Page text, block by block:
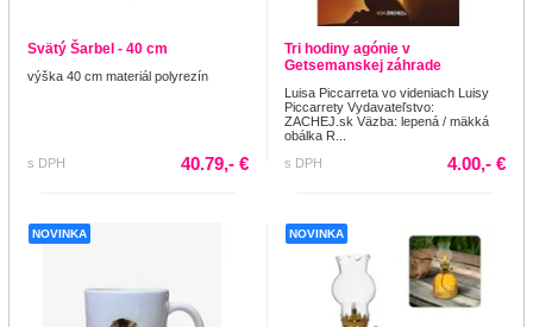
Svätý Šarbel - 40 cm
výška 40 cm materiál polyrezín
s DPH 40.79,- €
Tri hodiny agónie v
Getsemanskej záhrade
Luisa Piccarreta vo videniach Luisy
Piccarrety Vydavateľstvo:
ZACHEJ.sk Väzba: lepená / mäkká
obálka R...
s DPH
4.00,- €
NOVINKA NOVINKA